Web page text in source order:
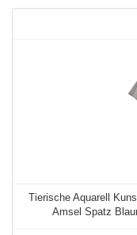
Tierische Aquarell
Amsel Spatz